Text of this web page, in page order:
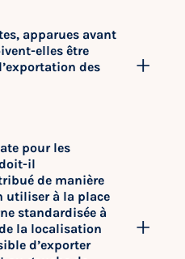
apparues avant
elles être
des
pour les
il
de manière
utiliser à la place
standardisée à
la localisation
d’exporter